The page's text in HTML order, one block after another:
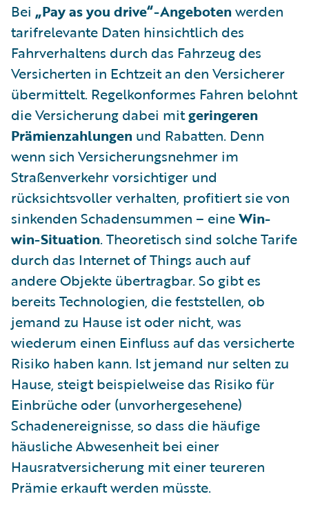
Bei „Pay as you drive“-Angebotenwerden
tarifrelevante Daten hinsichtlich des
Fahrverhaltens durch das Fahrzeug des
Versicherten in Echtzeit an den Versicherer
übermittelt. Regelkonformes Fahren belohnt
die Versicherung dabei mitgeringeren
Prämienzahlungen und Rabatten. Denn
wenn sich Versicherungsnehmer im
Straßenverkehr vorsichtiger und
rücksichtsvoller verhalten, profitiert sie von
sinkenden Schadensummen – eineWin-
win-Situation. Theoretisch sind solche Tarife
durch das Internet of Things auch auf
andere Objekte übertragbar. So gibt es
bereits Technologien, die feststellen, ob
jemand zu Hause ist oder nicht, was
wiederum einen Einfluss auf das versicherte
Risiko haben kann. Ist jemand nur selten zu
Hause, steigt beispielweise das Risiko für
Einbrüche oder (unvorhergesehene)
Schadenereignisse, so dass die häufige
häusliche Abwesenheit bei einer
Hausratversicherung mit einer teureren
Prämie erkauft werden müsste.